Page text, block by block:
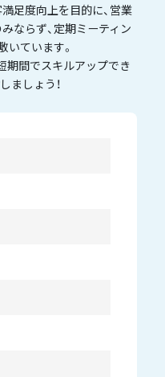
足度向上を目的に、営業
ならず、定期ミーティン
いています。
期間でスキルアップでき
ましょう！